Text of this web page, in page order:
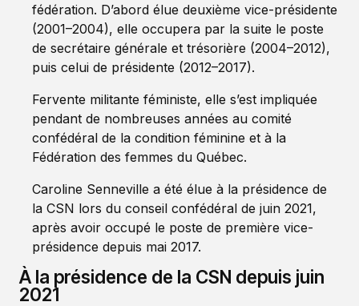
fédération. D’abord élue deuxième vice-présidente
(2001–2004), elle occupera par la suite le poste
de secrétaire générale et trésorière (2004–2012),
puis celui de présidente (2012–2017).
Fervente militante féministe, elle s’est impliquée
pendant de nombreuses années au comité
confédéral de la condition féminine et à la
Fédération des femmes du Québec.
Caroline Senneville a été élue à la présidence de
la CSN lors du conseil confédéral de juin 2021,
après avoir occupé le poste de première vice-
présidence depuis mai 2017.
À la présidence de la CSN depuis juin
2021